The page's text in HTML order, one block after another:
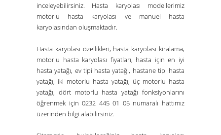
inceleyebilirsiniz. Hasta karyolası modellerimiz
motorlu hasta karyolası ve manuel hasta
karyolasından oluşmaktadır.
Hasta karyolası özellikleri, hasta karyolası kiralama,
motorlu hasta karyolası fiyatları, hasta için en iyi
hasta yatağı, ev tipi hasta yatağı, hastane tipi hasta
yatağı, iki motorlu hasta yatağı, üç motorlu hasta
yatağı, dört motorlu hasta yatağı fonksiyonlarını
öğrenmek için 0232 445 01 05 numaralı hattımız
üzerinden bilgi alabilirsiniz.